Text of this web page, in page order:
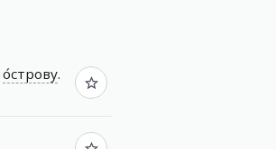
о́строву.